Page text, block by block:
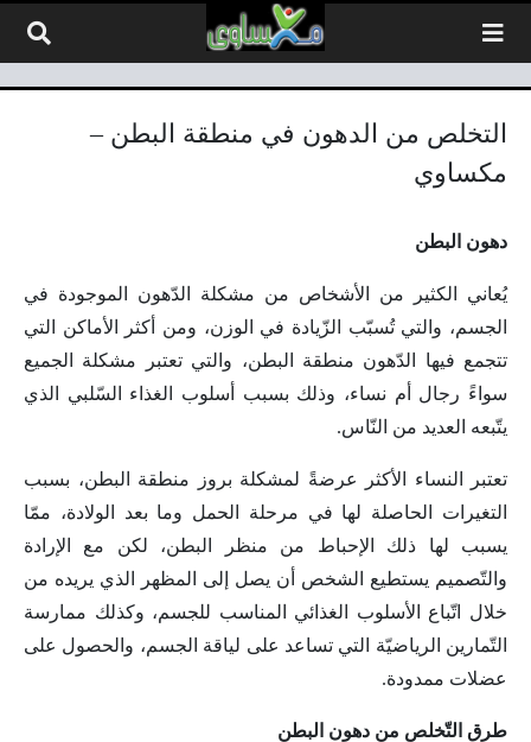
التخلص من الدهون في منطقة البطن –
مكساوي
دهون البطن
يُعاني الكثير من الأشخاص من مشكلة الدّهون الموجودة في
الجسم، والتي تُسبّب الزّيادة في الوزن، ومن أكثر الأماكن التي
تتجمع فيها الدّهون منطقة البطن، والتي تعتبر مشكلة الجميع
سواءً رجال أم نساء، وذلك بسبب أسلوب الغذاء السّلبي الذي
يتّبعه العديد من النّاس.
تعتبر النساء الأكثر عرضةً لمشكلة بروز منطقة البطن، بسبب
التغيرات الحاصلة لها في مرحلة الحمل وما بعد الولادة، ممّا
يسبب لها ذلك الإحباط من منظر البطن، لكن مع الإرادة
والتّصميم يستطيع الشخص أن يصل إلى المظهر الذي يريده من
خلال اتّباع الأسلوب الغذائي المناسب للجسم، وكذلك ممارسة
التّمارين الرياضيّة التي تساعد على لياقة الجسم، والحصول على
عضلات ممدودة.
طرق التّخلص من دهون البطن